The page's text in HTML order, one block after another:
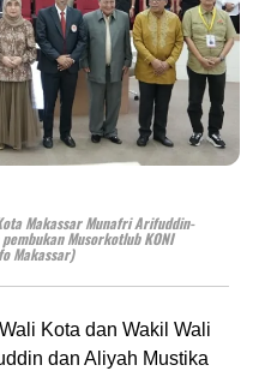
Makassar Munafri Arifuddin-
Musorkotlub KONI
Makassar)
Kota dan Wakil Wali
dan Aliyah Mustika